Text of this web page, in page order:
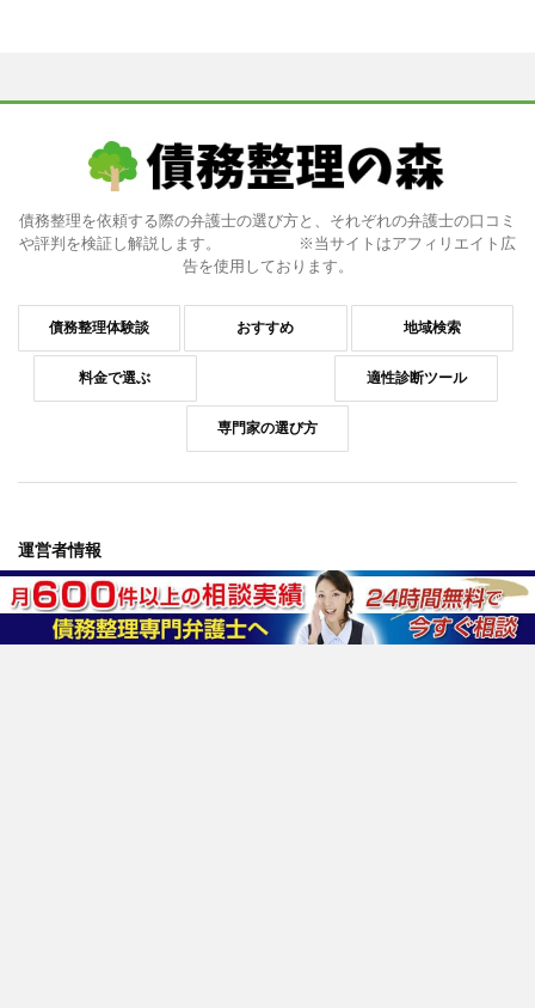
債務整理を依頼する際の弁護士の選び方と、それぞれの弁護士の口コミ
や評判を検証し解説します。 ※当サイトはアフィリエイト広
告を使用しております。
債務整理体験談 おすすめ 地域検索
料金で選ぶ 適性診断ツール
専門家の選び方
運営者情報
運営会社情報
お問い合わせ
プライバシーポリシー
コンプライアンスポリシー
情報セキュリティポリシー
反社会的勢力排除ポリシー